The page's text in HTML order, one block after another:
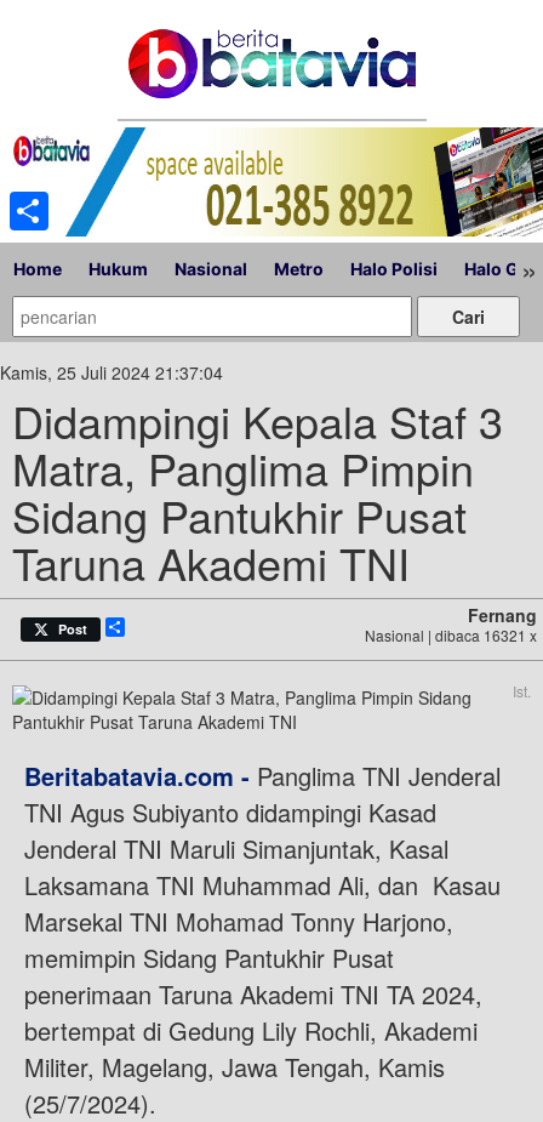
Home Hukum Nasional Metro Halo Polisi Halo »
Kamis, 25 Juli 2024 21:37:04
Didampingi Kepala Staf 3
Matra, Panglima Pimpin
Sidang Pantukhir Pusat
Taruna Akademi TNI
Post
Fernang
Nasional | dibaca 16321 x
Ist.
Beritabatavia.com - Panglima TNI Jenderal
TNI Agus Subiyanto didampingi Kasad
Jenderal TNI Maruli Simanjuntak, Kasal
Laksamana TNI Muhammad Ali, dan Kasau
Marsekal TNI Mohamad Tonny Harjono,
memimpin Sidang Pantukhir Pusat
penerimaan Taruna Akademi TNI TA 2024,
bertempat di Gedung Lily Rochli, Akademi
Militer, Magelang, Jawa Tengah, Kamis
(25/7/2024).
Share